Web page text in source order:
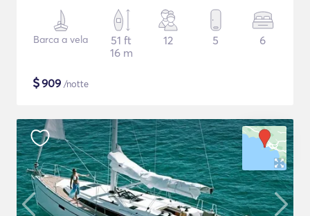
Barca a vela
51 ft
16 m
12 5 6
$909 /notte